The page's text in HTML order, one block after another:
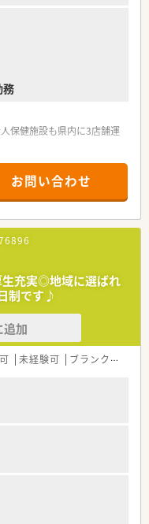
務
保健施設も県内に3店舗運
けています。
されています。
療機関からの処方も受け付
、オンオフの切り替えよ
期のお休みも取得可能で
根付いて長く働くことが出
もあるため、様々な処方に
んでいける環境です。
だけます。
業時間も月5時間程度と少
い環境です♪
積める環境で働きたい方
お問い合わせ
生充実◎地域に選ばれ
制です♪
追加
未経験可 ブランク可